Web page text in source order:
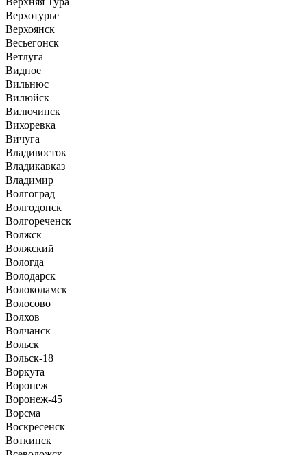
Верхотурье
Верхоянск
Весьегонск
Ветлуга
Видное
Вильнюс
Вилюйск
Вилючинск
Вихоревка
Вичуга
Владивосток
Владикавказ
Владимир
Волгоград
Волгодонск
Волгореченск
Волжск
Волжский
Вологда
Володарск
Волоколамск
Волосово
Волхов
Волчанск
Вольск
Вольск-18
Воркута
Воронеж
Воронеж-45
Ворсма
Воскресенск
Воткинск